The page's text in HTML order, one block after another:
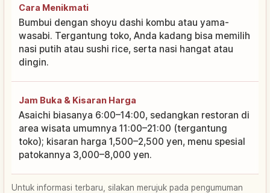
Cara Menikmati
Bumbui dengan shoyu dashi kombu atau yama-
wasabi. Tergantung toko, Anda kadang bisa memilih
nasi putih atau sushi rice, serta nasi hangat atau
dingin.
Jam Buka & Kisaran Harga
Asaichi biasanya 6:00–14:00, sedangkan restoran di
area wisata umumnya 11:00–21:00 (tergantung
toko); kisaran harga 1,500–2,500 yen, menu spesial
patokannya 3,000–8,000 yen.
Untuk informasi terbaru, silakan merujuk pada pengumuman